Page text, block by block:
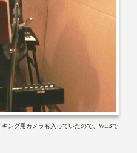
ング用カメラも入っていたので、WEBで